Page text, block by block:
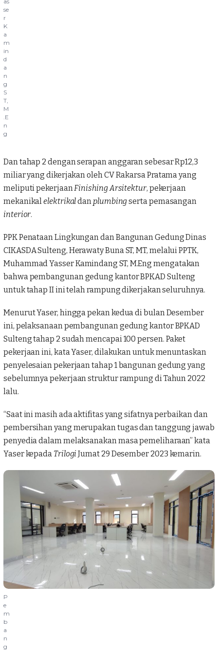
se
r
K
a
m
in
d
a
n
g
S
T,
M
.E
n
g
Dan tahap 2 dengan serapan anggaran sebesar Rp12,3
miliar yang dikerjakan oleh CV Rakarsa Pratama yang
meliputi pekerjaan Finishing Arsitektur, pekerjaan
mekanikalelektrikaldan plumbingserta pemasangan
interior.
PPK Penataan Lingkungan dan Bangunan Gedung Dinas
CIKASDA Sulteng, Herawaty Buna ST, MT, melalui PPTK,
Muhammad Yasser Kamindang ST, M.Eng mengatakan
bahwa pembangunan gedung kantor BPKAD Sulteng
untuk tahap II ini telah rampung dikerjakan seluruhnya.
Menurut Yaser, hingga pekan kedua di bulan Desember
ini, pelaksanaan pembangunan gedung kantorBPKAD
Sulteng tahap 2 sudah mencapai 100 persen. Paket
pekerjaan ini, kata Yaser, dilakukan untuk menuntaskan
penyelesaian pekerjaan tahap 1 bangunan gedung yang
sebelumnya pekerjaan struktur rampung di Tahun 2022
lalu.
“Saat ini masih ada aktifitas yang sifatnya perbaikan dan
pembersihan yang merupakan tugas dan tanggung jawab
penyedia dalam melaksanakan masa pemeliharaan” kata
Yaser kepada Trilogi Jumat 29 Desember 2023 kemarin.
P
e
m
b
a
n
g